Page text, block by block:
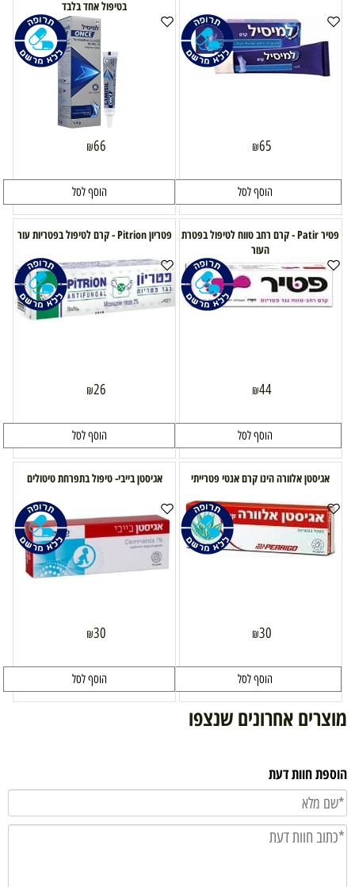
₪65
הוסף לסל
בטיפול אחד בלבד
₪66
הוסף לסל
פטיר Patir - קרם רחב טווח לטיפול בפטרת
העור
₪44
הוסף לסל
פטריון Pitrion - קרם לטיפול בפטריות עור
₪26
הוסף לסל
אגיסטן אלוורה הינו קרם אנטי פטרייתי
₪30
הוסף לסל
אגיסטן בייבי- טיפול בתפרחת טיטולים
₪30
הוסף לסל
מוצרים אחרונים שנצפו
הוספת חוות דעת